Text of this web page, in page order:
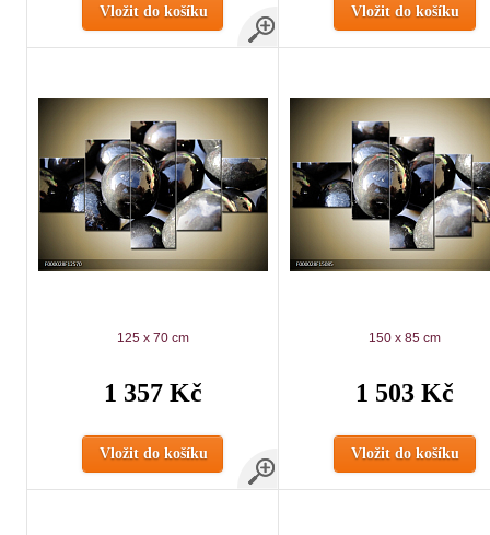
Vložit do košíku Vložit do košíku
125 x 70 cm
1 357 Kč
Vložit do košíku
150 x 85 cm
1 503 Kč
Vložit do košíku